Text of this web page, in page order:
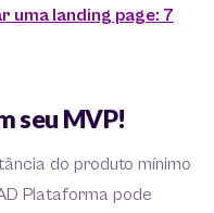
uma landing page: 7
seu MVP!
do produto mínimo
Plataforma pode